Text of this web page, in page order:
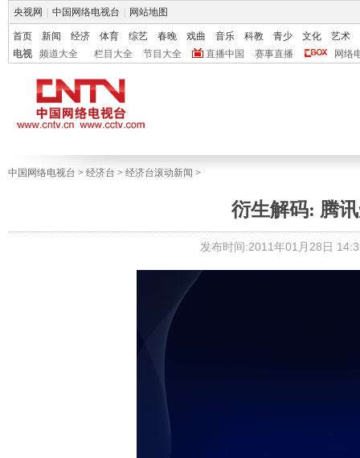
央视网 中国网络电视台 网站地图
首页 新闻 经济 体育 综艺 春晚 戏曲 音乐 科教 青少 文化
艺术
电视
频道大全 栏目大全 节目大全 直播中国 赛事直播 网络
中国网络电视台 > 经济台 > 经济台滚动新闻 >
衍生解码: 腾
发布时间:2011年01月28日